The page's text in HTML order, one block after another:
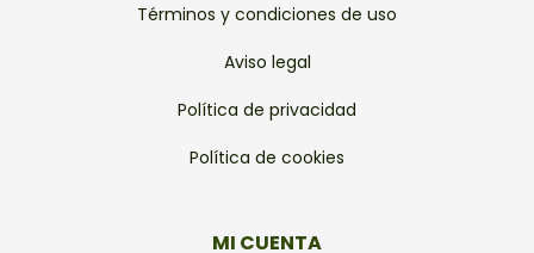
Términos y condiciones de uso
Aviso legal
Política de privacidad
Política de cookies
MI CUENTA